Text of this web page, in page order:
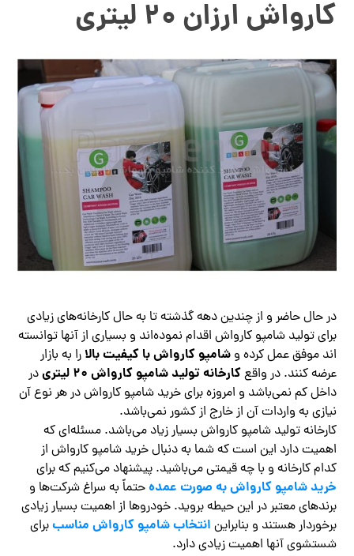
کارواش ارزان ۲۰ لیتری
در حال حاضر و از چندین دهه گذشته تا به حال کارخانه‌های زیادی
برای تولید شامپو کارواش اقدام نموده‌اند و بسیاری از آنها توانسته
اند موفق عمل کرده و شامپو کارواش با کیفیت بالارا به بازار
عرضه کنند. در واقعکارخانه تولید شامپو کارواش ۲۰ لیتری
در
داخل کم نمی‌باشد و امروزه برای خرید شامپو کارواش در هر نوع آن
نیازی به واردات آن از خارج از کشور نمی‌باشد.
کارخانه تولید شامپو کارواش بسیار زیاد می‌باشد. مسئله‌ای که
اهمیت دارد این است که شما به دنبال خرید شامپو کارواش از
کدام کارخانه و با چه قیمتی می‌باشید‌. پیشنهاد می‌کنیم که برای
خرید شامپو کارواش به صورت عمدهحتماً به سراغ شرکت‌ها و
برندهای معتبر در این حیطه بروید. خودروها از اهمیت بسیار زیادی
برخوردار هستند و بنابراین انتخاب شامپو کارواش مناسببرای
شستشوی آنها اهمیت زیادی دارد.